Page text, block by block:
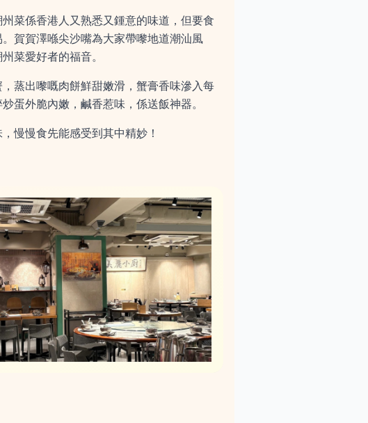
菜係香港人又熟悉又鍾意的味道，但要食
賀賀澤喺尖沙嘴為大家帶嚟地道潮汕風
菜愛好者的福音。
蒸出嚟嘅肉餅鮮甜嫩滑，蟹膏香味滲入每
蛋外脆內嫩，鹹香惹味，係送飯神器。
慢慢食先能感受到其中精妙！